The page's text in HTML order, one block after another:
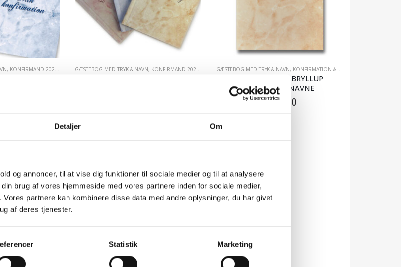
Detaljer Om
og annoncer, til at vise dig funktioner til sociale medier og til at analysere
brug af vores hjemmeside med vores partnere inden for sociale medier,
partnere kan kombinere disse data med andre oplysninger, du har givet
af deres tjenester.
Statistik Marketing
, KONFIRMAND 2026 , KONFIRMATION & BRYLLUP, MEST POPULÆRE GAVER
GÆSTEBOG MED TRYK & NAVN, KONFIRMAND 2026 , KONFIRMATION & BRYLLUP, MEST POPULÆRE GAVER
GÆSTEBOG MED TRYK & NAVN, KONFIRMATION & BRYLLUP
GÆSTEBOG TIL BRYLLUP
TRYKT MED NAVNE
kr.249.00